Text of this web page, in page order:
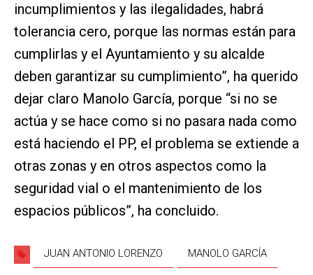
incumplimientos y las ilegalidades, habrá
tolerancia cero, porque las normas están para
cumplirlas y el Ayuntamiento y su alcalde
deben garantizar su cumplimiento”, ha querido
dejar claro Manolo García, porque “si no se
actúa y se hace como si no pasara nada como
está haciendo el PP, el problema se extiende a
otras zonas y en otros aspectos como la
seguridad vial o el mantenimiento de los
espacios públicos”, ha concluido.
JUAN ANTONIO LORENZO MANOLO GARCÍA